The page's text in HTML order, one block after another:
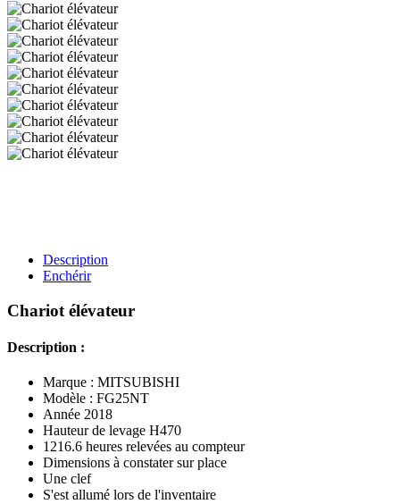
Description
Enchérir
Chariot élévateur
Description :
Marque : MITSUBISHI
Modèle : FG25NT
Année 2018
Hauteur de levage H470
1216.6 heures relevées au compteur
Dimensions à constater sur place
Une clef
S'est allumé lors de l'inventaire